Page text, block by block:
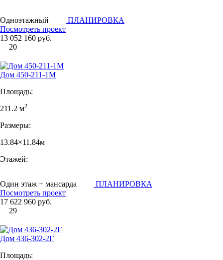
Одноэтажный
ПЛАНИРОВКА
Посмотреть проект
13 052 160 руб.
20
Дом 450-211-1М
Площадь:
211.2 м2
Размеры:
13.84×11.84м
Этажей:
Один этаж + мансарда
ПЛАНИРОВКА
Посмотреть проект
17 622 960 руб.
29
Дом 436-302-2Г
Площадь: